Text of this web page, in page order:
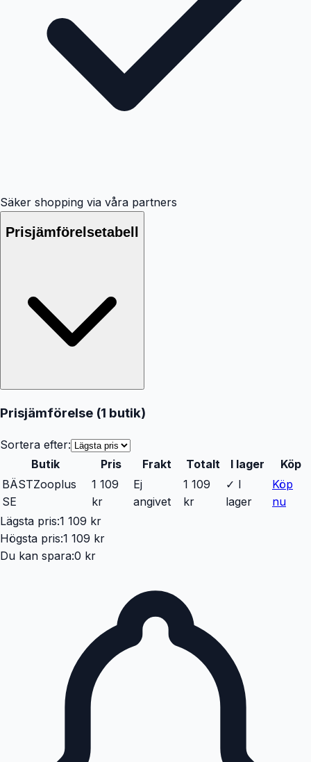
Säker shopping via våra partners
Prisjämförelsetabell
Prisjämförelse (1 butik)
Sortera efter:
Butik
Pris Frakt Totalt I lager
Köp
BÄSTZooplus
SE
1 109
kr
Ej
angivet
1 109
kr
✓ I
lager
Köp
nu
Lägsta pris:1 109 kr
Högsta pris:1 109 kr
Du kan spara:0 kr